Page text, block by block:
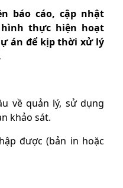
báo cáo, cập nhật
thực hiện hoạt
án để kịp thời xử lý
về quản lý, sử dụng
khảo sát.
được (bản in hoặc